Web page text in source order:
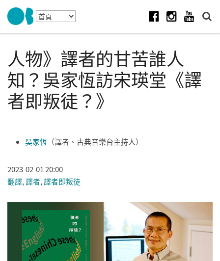
Skip to navigation
移至主內容
人物》譯者的甘苦誰人
知？吳家恆訪宋瑛堂《譯
者即叛徒？》
吳家恆 （譯者、古典音樂台主持人）
2023-02-01 20:00
翻譯,譯者,譯者即叛徒